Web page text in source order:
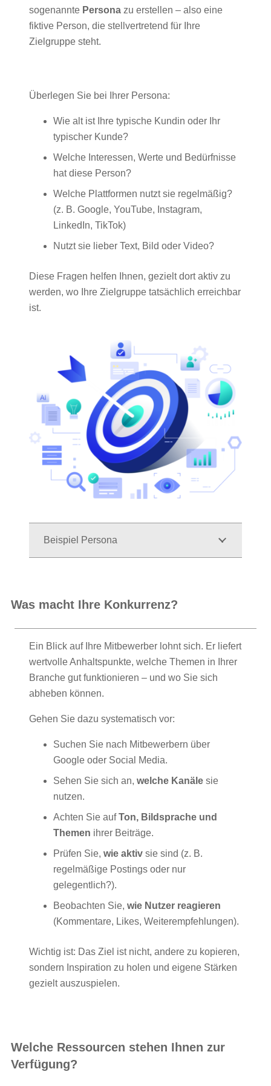
sogenannte Persona zu erstellen – also eine
fiktive Person, die stellvertretend für Ihre
Zielgruppe steht.
Überlegen Sie bei Ihrer Persona:
Wie alt ist Ihre typische Kundin oder Ihr
typischer Kunde?
Welche Interessen, Werte und Bedürfnisse
hat diese Person?
Welche Plattformen nutzt sie regelmäßig?
(z. B. Google, YouTube, Instagram,
LinkedIn, TikTok)
Nutzt sie lieber Text, Bild oder Video?
Diese Fragen helfen Ihnen, gezielt dort aktiv zu
werden, wo Ihre Zielgruppe tatsächlich erreichbar
ist.
Beispiel Persona
Was macht Ihre Konkurrenz?
Ein Blick auf Ihre Mitbewerber lohnt sich. Er liefert
wertvolle Anhaltspunkte, welche Themen in Ihrer
Branche gut funktionieren – und wo Sie sich
abheben können.
Gehen Sie dazu systematisch vor:
Suchen Sie nach Mitbewerbern über
Google oder Social Media.
Sehen Sie sich an, welche Kanäle sie
nutzen.
Achten Sie aufTon, Bildsprache und
Themen ihrer Beiträge.
Prüfen Sie, wie aktiv sie sind (z. B.
regelmäßige Postings oder nur
gelegentlich?).
Beobachten Sie, wie Nutzer reagieren
(Kommentare, Likes, Weiterempfehlungen).
Wichtig ist: Das Ziel ist nicht, andere zu kopieren,
sondern Inspiration zu holen und eigene Stärken
gezielt auszuspielen.
Welche Ressourcen stehen Ihnen zur
Verfügung?